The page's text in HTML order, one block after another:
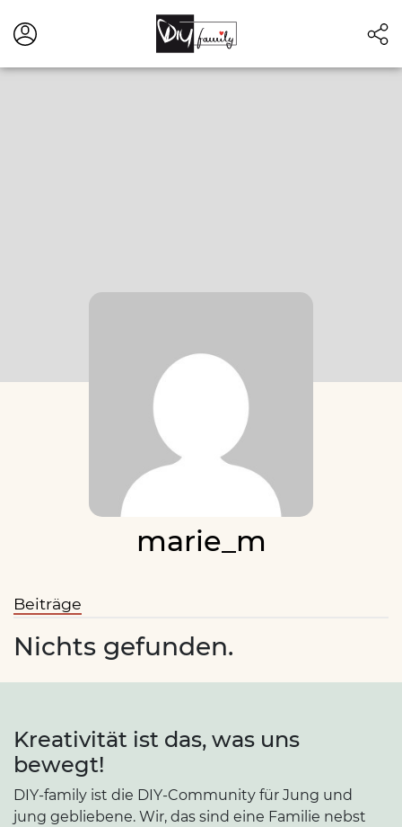
marie_m
Beiträge
Nichts gefunden.
Kreativität ist das, was uns
bewegt!
DIY-family ist die DIY-Community für Jung und
jung gebliebene. Wir, das sind eine Familie nebst